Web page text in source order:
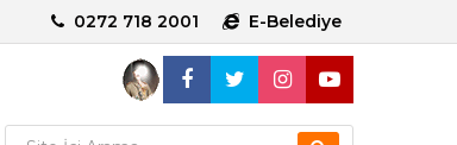
0272 718 2001 E-Belediye